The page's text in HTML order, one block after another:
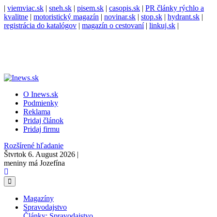
| viemviac.sk | sneh.sk | pisem.sk | casopis.sk | PR články rýchlo a
kvalitne | motoristický magazín | novinar.sk | stop.sk | hydrant.sk |
registrácia do katalógov | magazín o cestovaní| linkuj.sk |
O Inews.sk
Podmienky
Reklama
Pridaj článok
Pridaj firmu
Rozšírené hľadanie
Štvrtok 6. August 2026 |
meniny má Jozefína
Magazíny
Spravodajstvo